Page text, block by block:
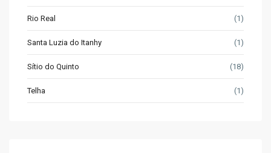
Rio Real (1)
Santa Luzia do Itanhy (1)
Sítio do Quinto (18)
Telha (1)